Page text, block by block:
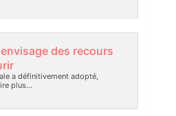
envisage des recours
a définitivement adopté,
plus…